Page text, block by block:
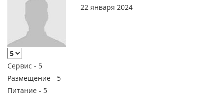
22 января 2024
Сервис - 5
Размещение - 5
Питание - 5